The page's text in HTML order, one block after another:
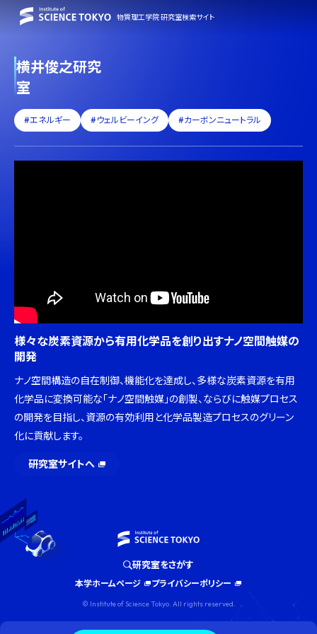
物質理工学院 研究室検索サイト
横井俊之研究
室
#エネルギー #ウェルビーイング #カーボンニュートラル
様々な炭素資源から有用化学品を創り出すナノ空間触媒の
開発
ナノ空間構造の自在制御、機能化を達成し、多様な炭素資源を有用
化学品に変換可能な「ナノ空間触媒」の創製、ならびに触媒プロセス
の開発を目指し、資源の有効利用と化学品製造プロセスのグリーン
化に貢献します。
研究室サイトへ
研究室をさがす
本学ホームページ プライバシーポリシー
© Institute of Science Tokyo. All rights reserved.